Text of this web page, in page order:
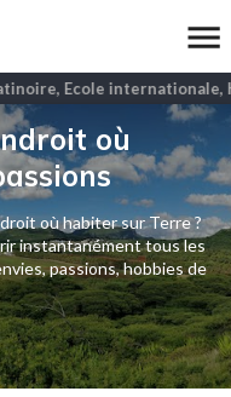
Ecole internationale,
où
où habiter sur Terre ?
instantanément tous les
passions, hobbies de